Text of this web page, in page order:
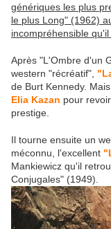
génériques les plus
le plus Long" (1962)
incompréhensible
Après "L'Ombre d'un
western "récréatif",
de Burt Kennedy.
Elia Kazan pour
prestige.
Il tourne ensuite un
méconnu, l'excellent
Mankiewicz qu'il
Conjugales" (1949).